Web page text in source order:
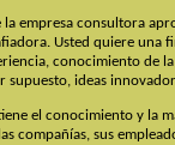
la empresa consultora
Usted quiere una
conocimiento de la
supuesto, ideas
el conocimiento y la
compañías, sus